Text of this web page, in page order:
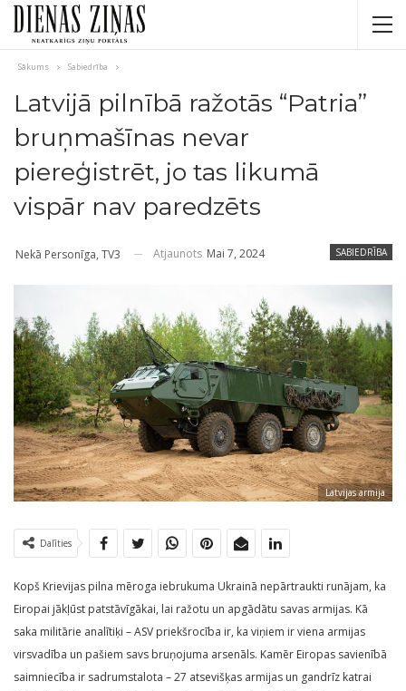
Sākums Sabiedrība
Latvijā pilnībā ražotās “Patria”
bruņmašīnas nevar
piereģistrēt, jo tas likumā
vispār nav paredzēts
SABIEDRĪBA
Nekā Personīga, TV3 Atjaunots Mai 7, 2024
Latvijas armija
Dalīties
Kopš Krievijas pilna mēroga iebrukuma Ukrainā nepārtraukti runājam, ka
Eiropai jākļūst patstāvīgākai, lai ražotu un apgādātu savas armijas. Kā
saka militārie analītiķi – ASV priekšrocība ir, ka viņiem ir viena armijas
virsvadība un pašiem savs bruņojuma arsenāls. Kamēr Eiropas savienībā
saimniecība ir sadrumstalota – 27 atsevišķas armijas un gandrīz katrai